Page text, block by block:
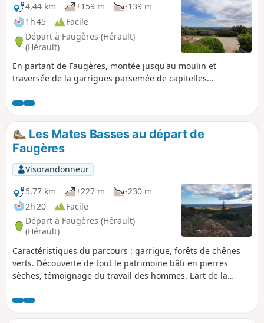
4,44 km
+159 m
-139 m
1h 45
Facile
Départ à Faugères (Hérault)
(Hérault)
En partant de Faugères, montée jusqu'au moulin et
traversée de la garrigues parsemée de capitelles...
Les Mates Basses au départ de
Faugères
Visorandonneur
5,77 km
+227 m
-230 m
2h 20
Facile
Départ à Faugères (Hérault)
(Hérault)
Caractéristiques du parcours : garrigue, forêts de chênes
verts. Découverte de tout le patrimoine bâti en pierres
sèches, témoignage du travail des hommes. L'art de la
depuis 2018. En fin de parcours, visite du sentier
d’interprétation.